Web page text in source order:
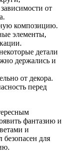
от
композицию.
элементы,
детали
держались и
от декора.
перед
фантазию и
и
для